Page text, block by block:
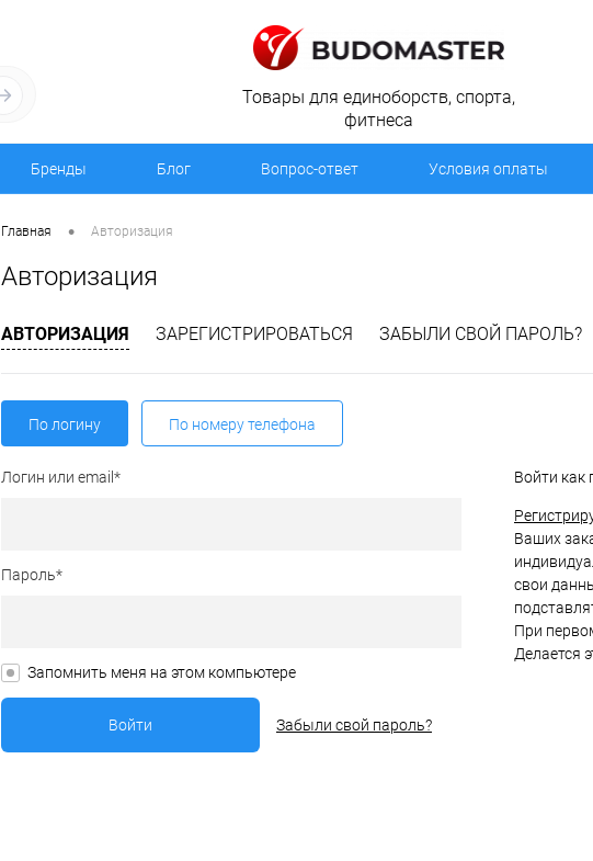
Товары для единоборств, спорта,
фитнеса
Бренды Блог Вопрос-ответ Условия оплаты
Главная • Авторизация
Авторизация
АВТОРИЗАЦИЯ ЗАРЕГИСТРИРОВАТЬСЯ ЗАБЫЛИ СВОЙ ПАРОЛЬ?
По логину По номеру телефона
Логин или email*
Пароль*
Запомнить меня на этом компьютере
Забыли свой пароль?
Войти как
Ваших
свои
При
Делается